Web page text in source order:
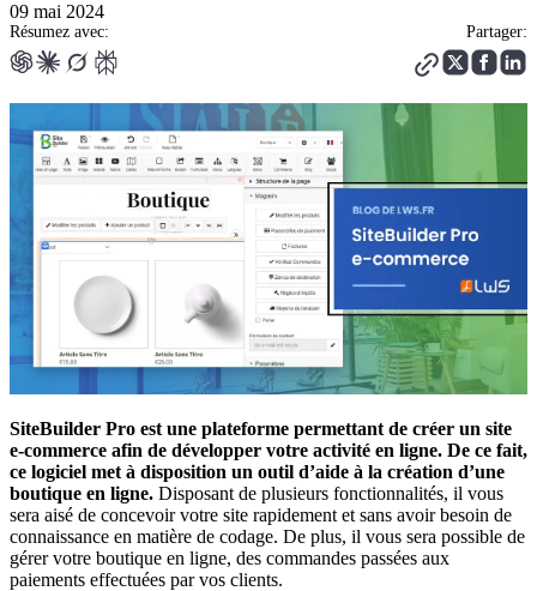
09 mai 2024
Résumez avec: Partager:
SiteBuilder Pro est une plateforme permettant de créer un site
e-commerce afin de développer votre activité en ligne. De ce fait,
ce logiciel met à disposition un outil d’aide à la création d’une
boutique en ligne. Disposant de plusieurs fonctionnalités, il vous
sera aisé de concevoir votre site rapidement et sans avoir besoin de
connaissance en matière de codage. De plus, il vous sera possible de
gérer votre boutique en ligne, des commandes passées aux
paiements effectuées par vos clients.